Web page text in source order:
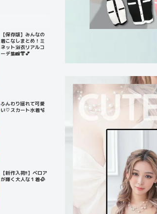
【保存版】みんなの
着こなしまとめ！ミ
ネット浴衣リアルコ
ーデ集📸👘💕
ふんわり揺れて可愛
い♡スカート水着🫧
【新作入荷!!】ベロア
が輝く大人な１着🥀